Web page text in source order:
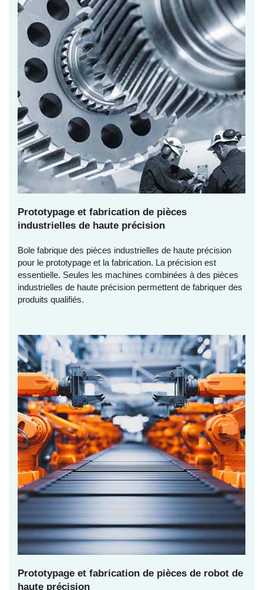
Prototypage et fabrication de pièces
industrielles de haute précision
Bole fabrique des pièces industrielles de haute précision
pour le prototypage et la fabrication. La précision est
essentielle. Seules les machines combinées à des pièces
industrielles de haute précision permettent de fabriquer des
produits qualifiés.
Prototypage et fabrication de pièces de robot de
haute précision